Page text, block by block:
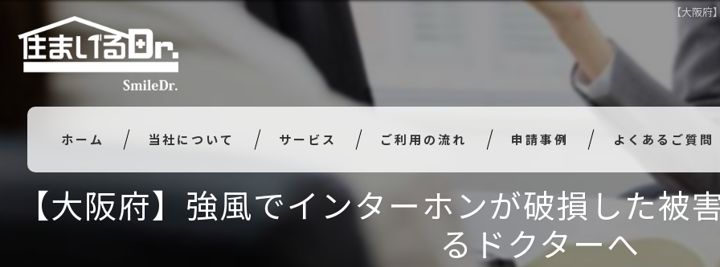
【大阪
ホーム 当社について サービス ご利用の流れ 申請事例 よくあるご質問
【大阪府】強風でインターホンが破損した被
るドクターへ